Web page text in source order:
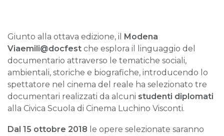
Giunto alla ottava edizione, il
Modena
Viaemili@docfest che esplora il linguaggio del
documentario attraverso le tematiche sociali,
ambientali, storiche e biografiche, introducendo lo
spettatore nel cinema del reale ha selezionato tre
documentari realizzati da alcuni studenti diplomati
alla Civica Scuola di Cinema Luchino Visconti.
Dal 15 ottobre 2018 le opere selezionate saranno